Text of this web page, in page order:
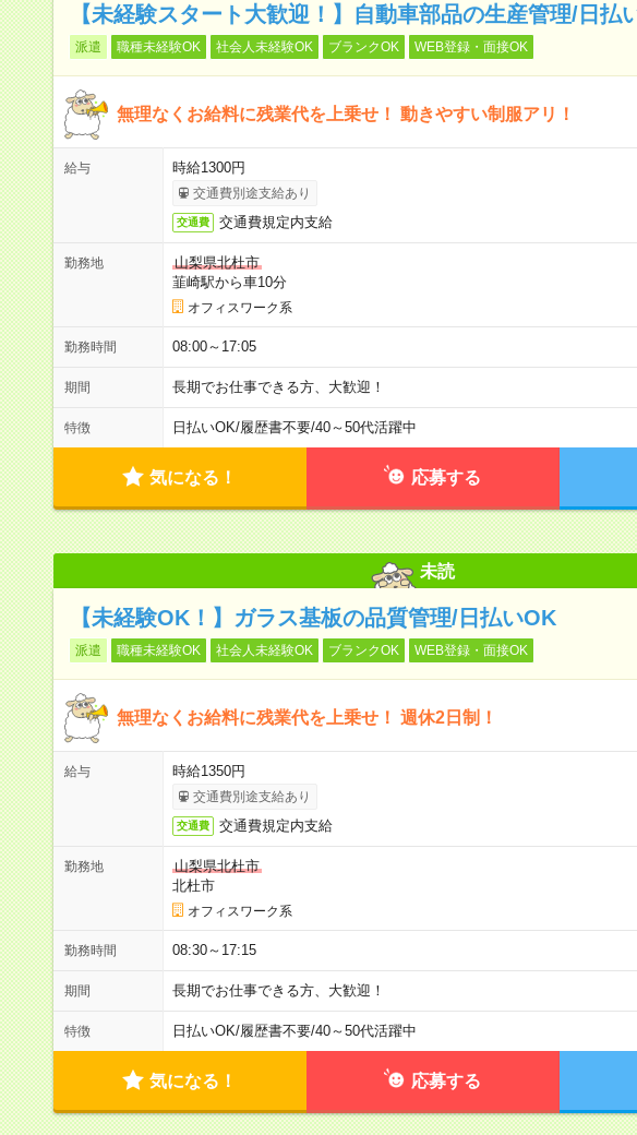
【未経験スタート大歓迎！】自動車部品の生産管理/日払
派遣 職種未経験OK 社会人未経験OK ブランクOK WEB登録・面接OK
無理なくお給料に残業代を上乗せ！ 動きやすい制服アリ！
給与 時給1300円
交通費別途支給あり
交通費 交通費規定内支給
勤務地
山梨県北杜市
韮崎駅から車10分
オフィスワーク系
勤務時間 08:00～17:05
期間 長期でお仕事できる方、大歓迎！
特徴 日払いOK/履歴書不要/40～50代活躍中
気になる！ 応募する
未読
【未経験OK！】ガラス基板の品質管理/日払いOK
派遣 職種未経験OK 社会人未経験OK ブランクOK WEB登録・面接OK
無理なくお給料に残業代を上乗せ！ 週休2日制！
給与 時給1350円
交通費別途支給あり
交通費 交通費規定内支給
勤務地
山梨県北杜市
北杜市
オフィスワーク系
勤務時間 08:30～17:15
期間 長期でお仕事できる方、大歓迎！
特徴 日払いOK/履歴書不要/40～50代活躍中
気になる！ 応募する